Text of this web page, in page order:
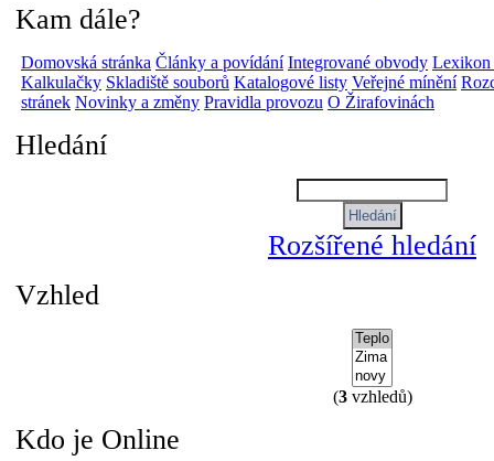
Kam dále?
Domovská stránka Články a povídání Integrované obvody Lexikon
Kalkulačky Skladiště souborů Katalogové listy Veřejné mínění
stránek Novinky a změny Pravidla provozu O Žirafovinách
Hledání
Rozšířené hledání
Vzhled
(3vzhledů)
Kdo je Online